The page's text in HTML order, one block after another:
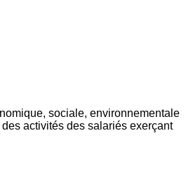
sociale, environnementale
activités des salariés exerçant